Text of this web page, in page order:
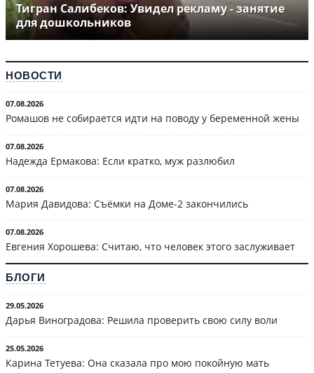
Тигран Салибеков: Увидел рекламу - занятие
для дошкольников
НОВОСТИ
07.08.2026
Ромашов не собирается идти на поводу у беременной жены
07.08.2026
Надежда Ермакова: Если кратко, муж разлюбил
07.08.2026
Мария Давидова: Съёмки на Доме-2 закончились
07.08.2026
Евгения Хорошева: Считаю, что человек этого заслуживает
БЛОГИ
29.05.2026
Дарья Виноградова: Решила проверить свою силу воли
25.05.2026
Карина Тетуева: Она сказала про мою покойную мать